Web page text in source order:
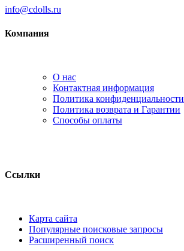
info@cdolls.ru
Компания
О нас
Контактная информация
Политика конфиденциальности
Политика возврата и Гарантии
Способы оплаты
Ссылки
Карта сайта
Популярные поисковые запросы
Расширенный поиск